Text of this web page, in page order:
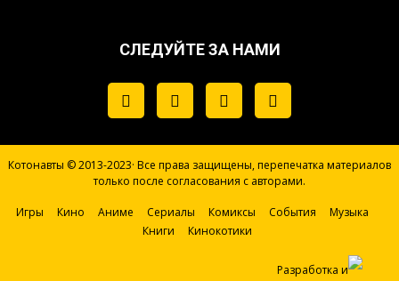
СЛЕДУЙТЕ ЗА НАМИ
Котонавты © 2013-2023· Все права защищены, перепечатка материалов
только после согласования с авторами.
Игры Кино Аниме Сериалы Комиксы События
Музыка
Книги
Кинокотики
Разработка и